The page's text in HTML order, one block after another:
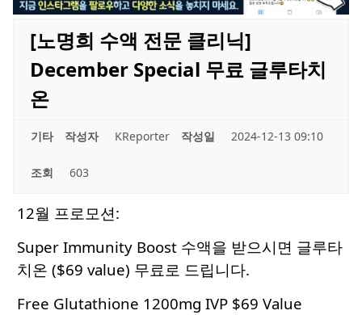
[노명희 수액 전문 클리닉]
December Special 무료 글루타치
온
기타 작성자 KReporter 작성일 2024-12-13 09:10
조회 603
12월 프로모션:
Super Immunity Boost 수액을 받으시면 글루타
치온 ($69 value) 무료로 드립니다.
Free Glutathione 1200mg IVP $69 Value